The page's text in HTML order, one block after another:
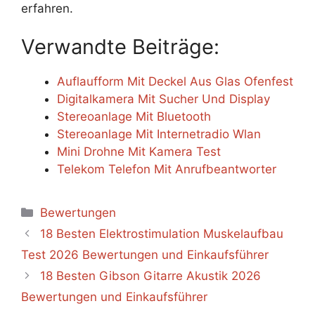
erfahren.
Verwandte Beiträge:
Auflaufform Mit Deckel Aus Glas Ofenfest
Digitalkamera Mit Sucher Und Display
Stereoanlage Mit Bluetooth
Stereoanlage Mit Internetradio Wlan
Mini Drohne Mit Kamera Test
Telekom Telefon Mit Anrufbeantworter
Categories
Bewertungen
18 Besten Elektrostimulation Muskelaufbau
Test 2026 Bewertungen und Einkaufsführer
18 Besten Gibson Gitarre Akustik 2026
Bewertungen und Einkaufsführer